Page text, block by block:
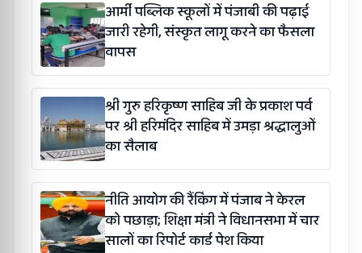
आर्मी पब्लिक स्कूलों में पंजाबी की पढ़ाई
जारी रहेगी, संस्कृत लागू करने का फैसला
वापस
श्री गुरु हरिकृष्ण साहिब जी के प्रकाश पर्व
पर श्री हरिमंदिर साहिब में उमड़ा श्रद्धालुओं
का सैलाब
नीति आयोग की रैंकिंग में पंजाब ने केरल
को पछाड़ा; शिक्षा मंत्री ने विधानसभा में चार
सालों का रिपोर्ट कार्ड पेश किया